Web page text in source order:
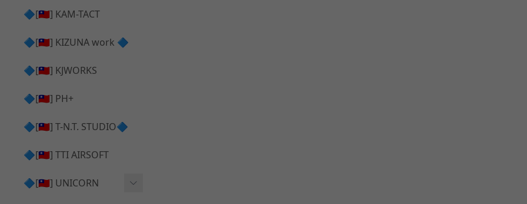
Hi-capa 內部升級
G5 原廠零件
G17 GEN.3 原廠零件
AR ⧸ M4 GBB 升級套件
ICS 成槍
🔷[🇹🇼] KAM-TACT
🔷[🇹🇼] KIZUNA work 🔷
🔷[🇹🇼] KJWORKS
🔷[🇹🇼] PH+
🔷[🇹🇼] T-N.T. STUDIO🔷
🔷[🇹🇼] TTI AIRSOFT
🔷[🇹🇼] UNICORN